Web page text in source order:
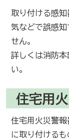
取り付ける感
気などで誤感
せん。
詳しくは消防
い。
住宅用
住宅用火災警
に取り付ける